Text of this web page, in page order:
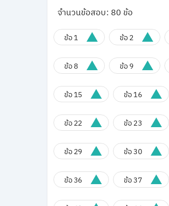
จำนวนข้อสอบ: 80 ข้อ
ข้อ 1 ข้อ 2
ข้อ 8 ข้อ 9
ข้อ 15 ข้อ 16
ข้อ 22 ข้อ 23
ข้อ 29 ข้อ 30
ข้อ 36 ข้อ 37